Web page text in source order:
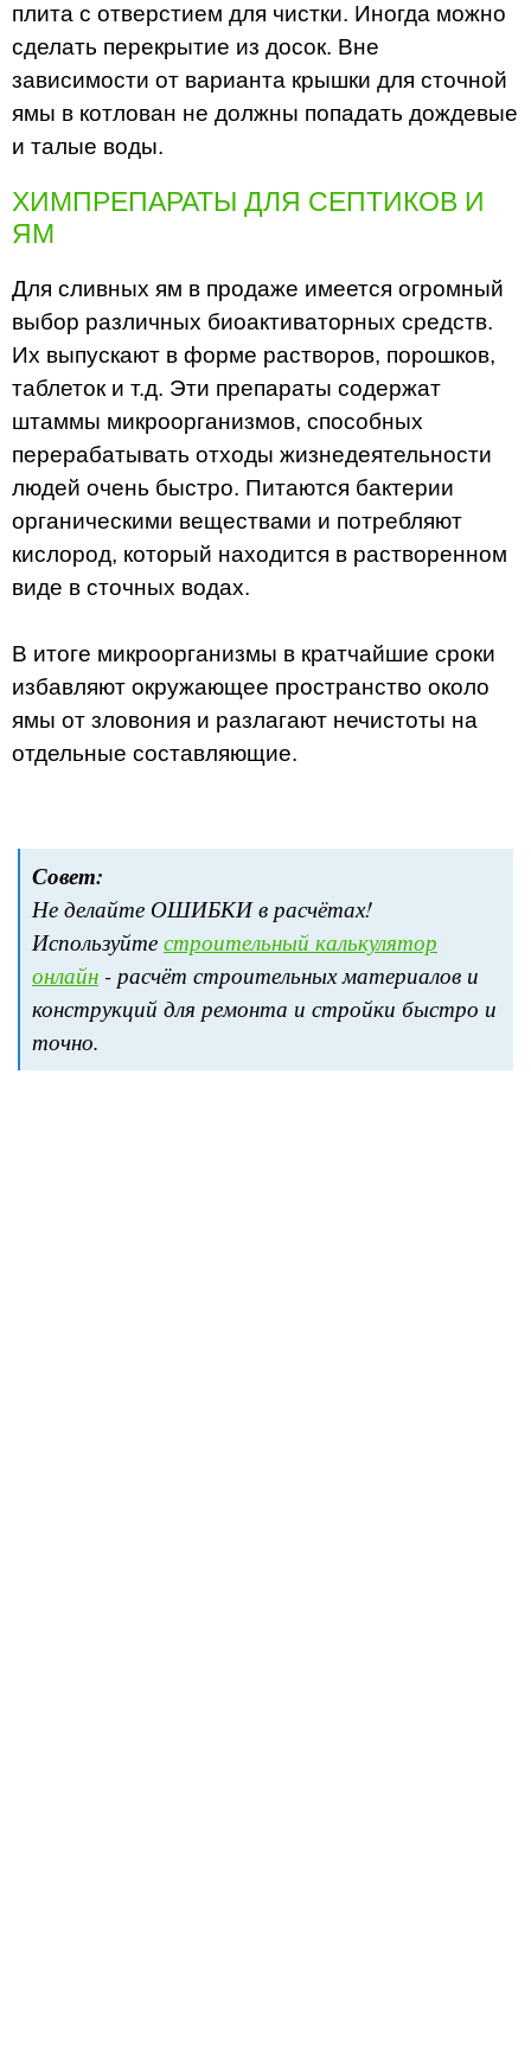
плита с отверстием для чистки. Иногда можно
сделать перекрытие из досок. Вне
зависимости от варианта крышки для сточной
ямы в котлован не должны попадать дождевые
и талые воды.
ХИМПРЕПАРАТЫ ДЛЯ СЕПТИКОВ И
ЯМ
Для сливных ям в продаже имеется огромный
выбор различных биоактиваторных средств.
Их выпускают в форме растворов, порошков,
таблеток и т.д. Эти препараты содержат
штаммы микроорганизмов, способных
перерабатывать отходы жизнедеятельности
людей очень быстро. Питаются бактерии
органическими веществами и потребляют
кислород, который находится в растворенном
виде в сточных водах.
В итоге микроорганизмы в кратчайшие сроки
избавляют окружающее пространство около
ямы от зловония и разлагают нечистоты на
отдельные составляющие.
Совет:
Не делайте ОШИБКИ в расчётах!
Используйте строительный калькулятор
онлайн - расчёт строительных материалов и
конструкций для ремонта и стройки быстро и
точно.